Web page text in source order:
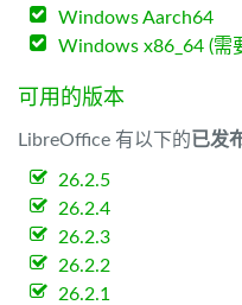
Windows Aarch64
Windows x86_64 (需
可用的版本
LibreOffice 有以下的已发
26.2.5
26.2.4
26.2.3
26.2.2
26.2.1